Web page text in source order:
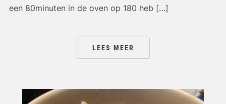
een 80minuten in de oven op 180 heb […]
LEES MEER